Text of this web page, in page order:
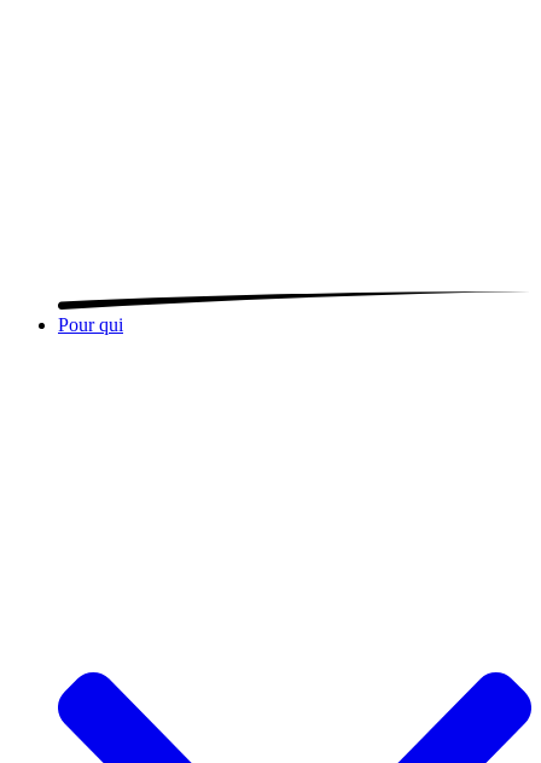
Pour qui